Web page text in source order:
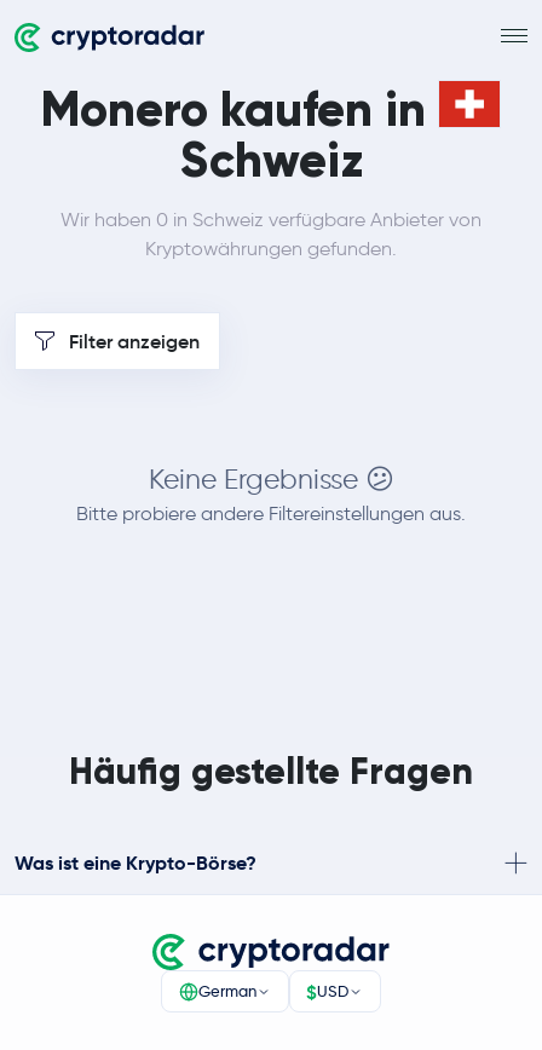
Monero kaufen in
Schweiz
Wir haben 0 in Schweiz verfügbare Anbieter von
Kryptowährungen gefunden.
Filter anzeigen
Keine Ergebnisse 😕
Bitte probiere andere Filtereinstellungen aus.
Häufig gestellte Fragen
Was ist eine Krypto-Börse?
German $USD